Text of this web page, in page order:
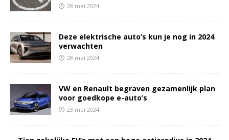
28 mei 2024
Deze elektrische auto’s kun je nog in 2024
verwachten
28 mei 2024
VW en Renault begraven gezamenlijk plan
voor goedkope e-auto’s
23 mei 2024